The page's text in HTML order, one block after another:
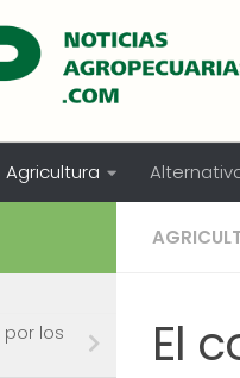
Agricultura
El
los